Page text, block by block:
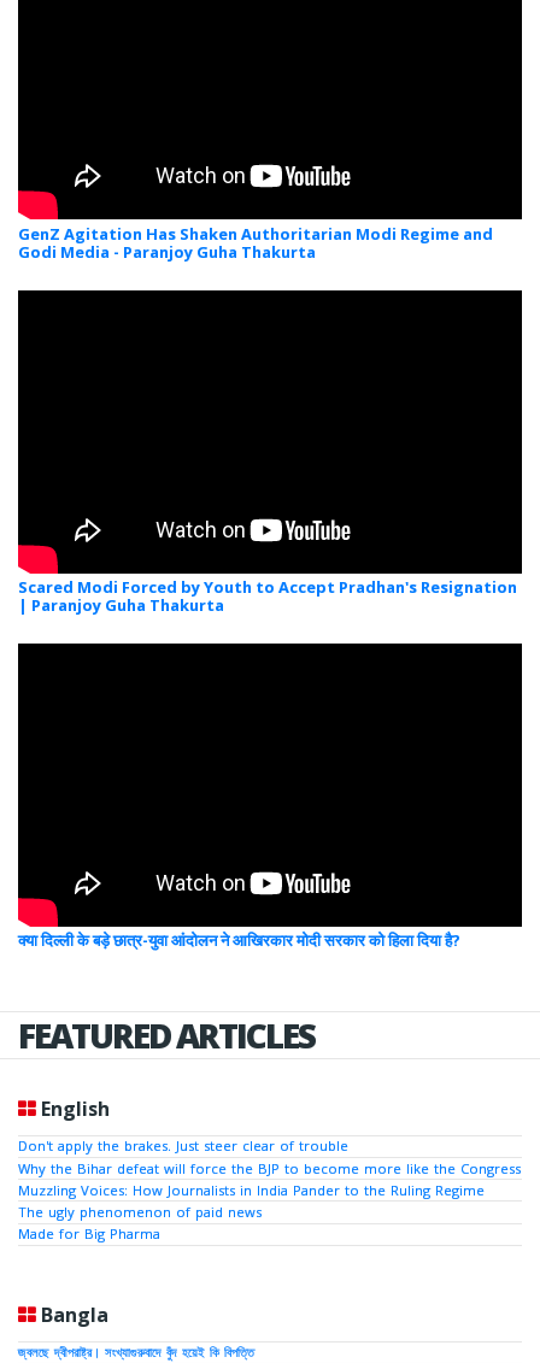
GenZ Agitation Has Shaken Authoritarian Modi Regime and
Godi Media - Paranjoy Guha Thakurta
Scared Modi Forced by Youth to Accept Pradhan's Resignation
| Paranjoy Guha Thakurta
क्या दिल्ली के बड़े छात्र-युवा आंदोलन ने आखिरकार मोदी सरकार को हिला दिया है?
FEATURED ARTICLES
English
Don't apply the brakes. Just steer clear of trouble
Why the Bihar defeat will force the BJP to become more like the Congress
Muzzling Voices: How Journalists in India Pander to the Ruling Regime
The ugly phenomenon of paid news
Made for Big Pharma
Bangla
জ্বলছে দ্বীপরাষ্ট্র। সংখ্যাগুরুবাদে বুঁদ হয়েই কি বিপত্তি